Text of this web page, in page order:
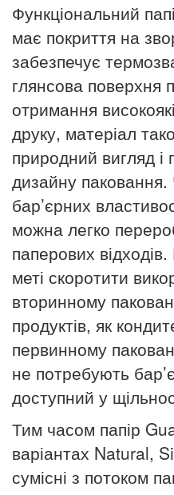
Функціональний
має покриття на
забезпечує
глянсова поверхня
отримання
друку, матеріал
природний вигляд і
дизайну паковання.
бар’єрних
можна легко
паперових відходів.
меті скоротити
вторинному
продуктів, як
первинному
не потребують
доступний у
Тим часом папір
варіантах Natural,
сумісні з потоком